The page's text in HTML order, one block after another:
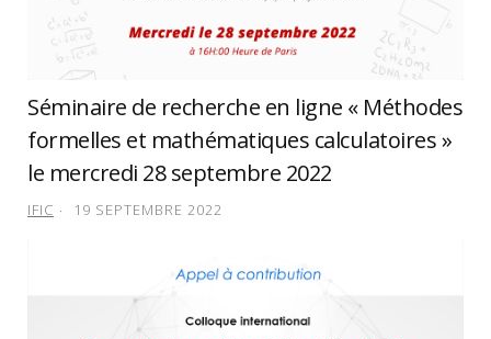
Séminaire de recherche en ligne « Méthodes
formelles et mathématiques calculatoires »
le mercredi 28 septembre 2022
IFIC 19 SEPTEMBRE 2022